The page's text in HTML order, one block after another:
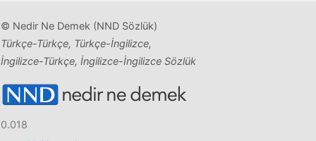
© Nedir Ne Demek (NND Sözlük)
Türkçe-Türkçe, Türkçe-İngilizce,
İngilizce-Türkçe, İngilizce-İngilizce Sözlük
0.018